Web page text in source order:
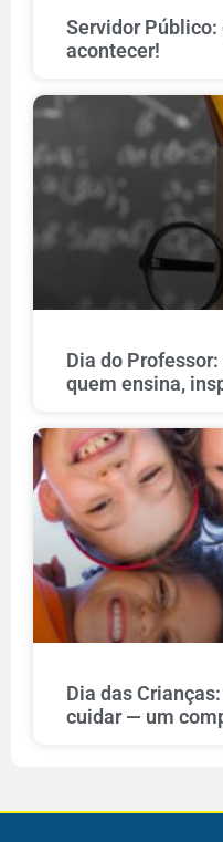
Servidor
acontecer!
Dia do
quem ensina,
Dia das
cuidar — um